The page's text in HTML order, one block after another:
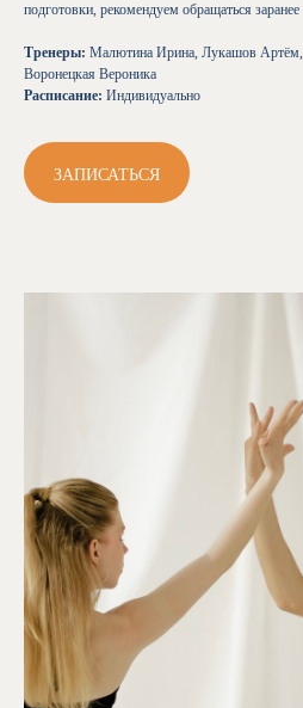
подготовки, рекомендуем обращаться заранее
Тренеры: Малютина Ирина, Лукашов Артём,
Воронецкая Вероника
Расписание: Индивидуально
ЗАПИСАТЬСЯ